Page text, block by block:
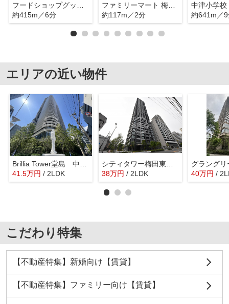
約415m／6分
ファミリーマート 梅田中津店
約117m／2分
中津小学校
約641m／
エリアの近い物件
41.5万円 / 2LDK
38万円 / 2LDK 40万円 /
こだわり特集
【不動産特集】新婚向け【賃貸】
【不動産特集】ファミリー向け【賃貸】